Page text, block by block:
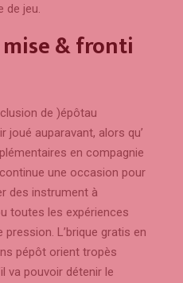
de jeu.
mise & fronti
de )épôtau
joué auparavant, alors qu’
en compagnie
une occasion pour
des instrument à
toutes les expériences
L’brique gratis en
pépôt orient tropès
va pouvoir détenir le